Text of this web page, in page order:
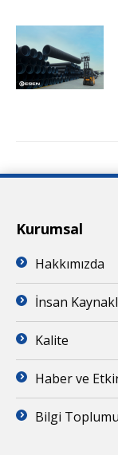
Kurumsal
Hakkımızda
İnsan
Kalite
Haber ve
Bilgi